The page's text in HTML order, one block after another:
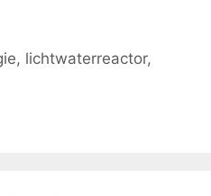
, lichtwaterreactor,